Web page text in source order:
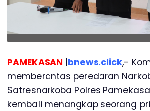
PAMEKASAN |bnews.click,-
memberantas peredaran
Satresnarkoba Polres
kembali menangkap seorang